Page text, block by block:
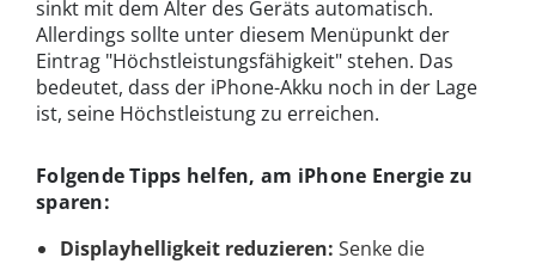
sinkt mit dem Alter des Geräts automatisch.
Allerdings sollte unter diesem Menüpunkt der
Eintrag "Höchstleistungsfähigkeit" stehen. Das
bedeutet, dass der iPhone-Akku noch in der Lage
ist, seine Höchstleistung zu erreichen.
Folgende Tipps helfen, am iPhone Energie zu
sparen:
Displayhelligkeit reduzieren: Senke die